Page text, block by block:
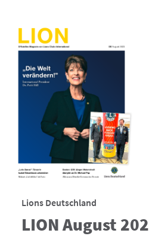
Lions Deutschland
LION August